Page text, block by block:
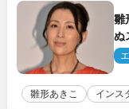
雛
ぬ
雛形あきこ インス